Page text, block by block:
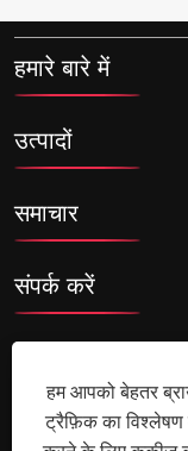
हमारे बारे में
उत्पादों
समाचार
संपर्क करें
हम आपको बेहतर
ट्रैफ़िक का